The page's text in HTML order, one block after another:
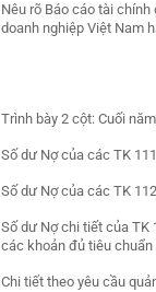
Nêu rõ Báo cáo tài
doanh nghiệp Việt Nam
Trình bày 2 cột: Cuối
Số dư Nợ của các TK 111
Số dư Nợ của các TK 112
Số dư Nợ chi tiết của TK
các khoản đủ tiêu
Chi tiết theo yêu cầu